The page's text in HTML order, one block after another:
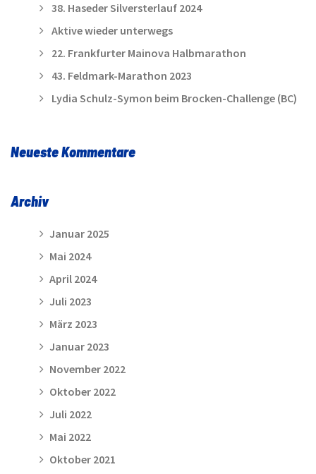
38. Haseder Silversterlauf 2024
Aktive wieder unterwegs
22. Frankfurter Mainova Halbmarathon
43. Feldmark-Marathon 2023
Lydia Schulz-Symon beim Brocken-Challenge (BC)
Neueste Kommentare
Archiv
Januar 2025
Mai 2024
April 2024
Juli 2023
März 2023
Januar 2023
November 2022
Oktober 2022
Juli 2022
Mai 2022
Oktober 2021